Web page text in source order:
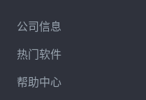
公司信息
热门软件
帮助中心